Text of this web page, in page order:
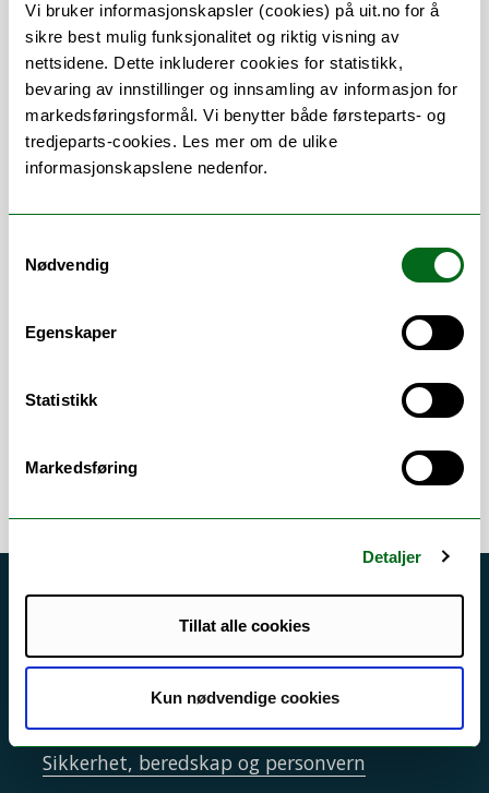
Vi bruker informasjonskapsler (cookies) på uit.no for å
sikre best mulig funksjonalitet og riktig visning av
nettsidene. Dette inkluderer cookies for statistikk,
bevaring av innstillinger og innsamling av informasjon for
markedsføringsformål. Vi benytter både førsteparts- og
tredjeparts-cookies. Les mer om de ulike
informasjonskapslene nedenfor.
Nødvendig
Egenskaper
Statistikk
Markedsføring
Detaljer
Tillat alle cookies
Kun nødvendige cookies
Stillingsbeskrivelse
Professor i Biokjemi og Cellebiologi med
autofagi som hovedforskningsfelt.
Forskningsgruppeleder for Autophagy
ved UiT.
Akutt hjelp
Personvern ved UiT
Sikkerhet, beredskap og personvern